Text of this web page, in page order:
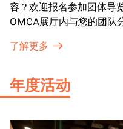
容？欢迎报名参加团体导
OMCA展厅内与您的团队
了解更多
年度活动